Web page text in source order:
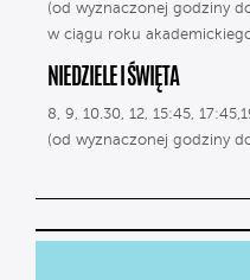
(od wyznaczonej godziny
w ciągu roku
NIEDZIELE I ŚWIĘTA
8, 9, 10.30, 12, 15:45,
(od wyznaczonej godziny